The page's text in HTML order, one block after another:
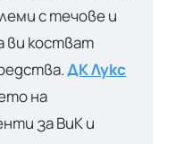
с течове и
ви костват
ДК Лукс
на
за ВиК и